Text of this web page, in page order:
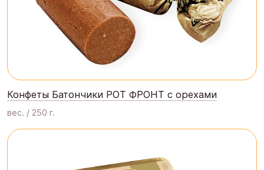
Конфеты Батончики РОТ ФРОНТ с орехами
вес. / 250 г.